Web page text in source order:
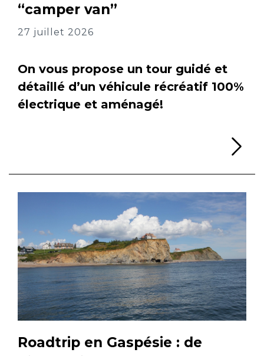
“camper van”
27 juillet 2026
On vous propose un tour guidé et
détaillé d’un véhicule récréatif 100%
électrique et aménagé!
Roadtrip en Gaspésie : de